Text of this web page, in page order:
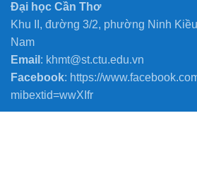
Đại học Cần Thơ
Khu II, đường 3/2, phường Ninh
Nam
Email : khmt@st.ctu.edu.vn
Facebook: https://
mibextid=wwXIfr